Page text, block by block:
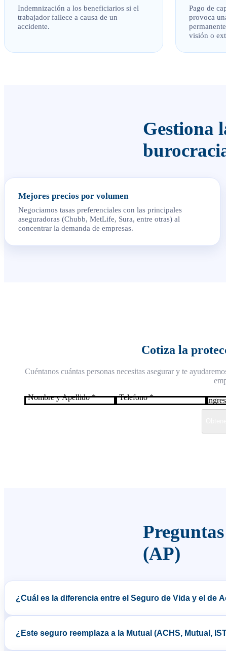
Indemnización a los beneficiarios si el
trabajador fallece a causa de un
accidente.
Pago de
provoca
visión o
Gestiona
Mejores precios por volumen
Negociamos tasas preferenciales con las principales
aseguradoras (Chubb, MetLife, Sura, entre otras) al
concentrar la demanda de empresas.
Cotiza la
Cuéntanos cuántas personas necesitas asegurar y te
Nombre y Apellido* Telefono*
(AP)
¿Cuál es la diferencia entre el Seguro de Vida y el de
económico.
¿Este seguro reemplaza a la Mutual (ACHS, Mutual,